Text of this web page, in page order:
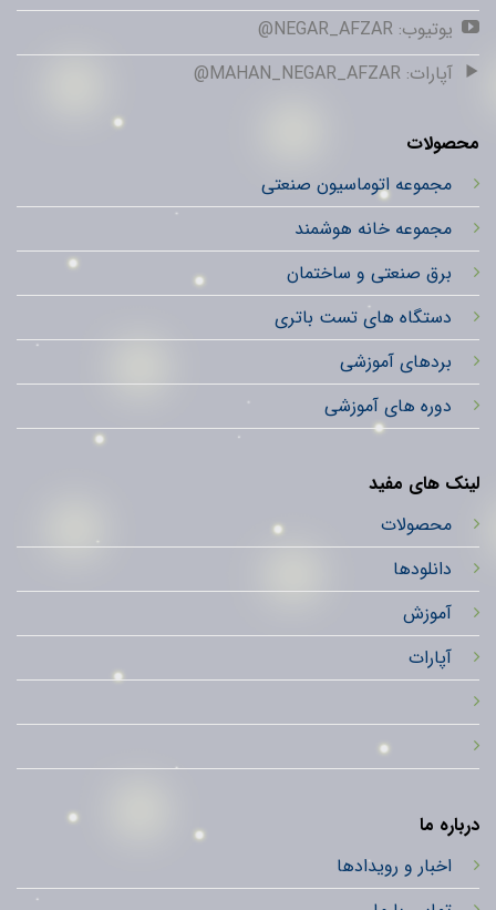
یوتیوب: NEGAR_AFZAR@
آپارات: MAHAN_NEGAR_AFZAR@
محصولات
مجموعه اتوماسیون صنعتی
مجموعه خانه هوشمند
برق صنعتی و ساختمان
دستگاه های تست باتری
بردهای آموزشی
دوره های آموزشی
لینک های مفید
محصولات
دانلودها
آموزش
آپارات
درباره ما
اخبار و رویدادها